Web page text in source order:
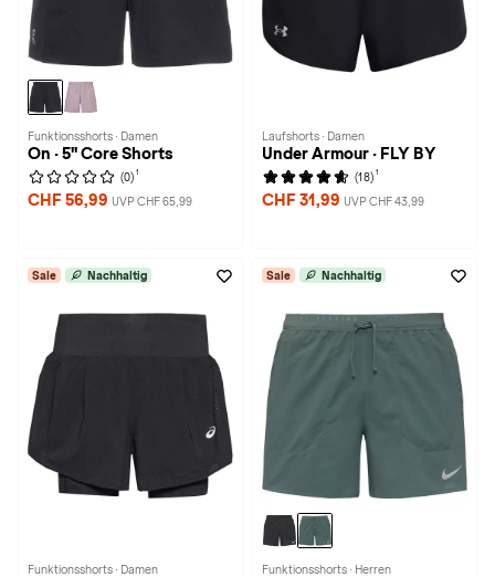
Funktionsshorts · Damen
On · 5" Core Shorts
(0) 1
CHF 56,99 UVP CHF 65,99
Laufshorts · Damen
Under Armour · FLY BY
(18) 1
CHF 31,99 UVP CHF 43,99
Sale Nachhaltig
Funktionsshorts · Damen
Sale Nachhaltig
Funktionsshorts · Herren